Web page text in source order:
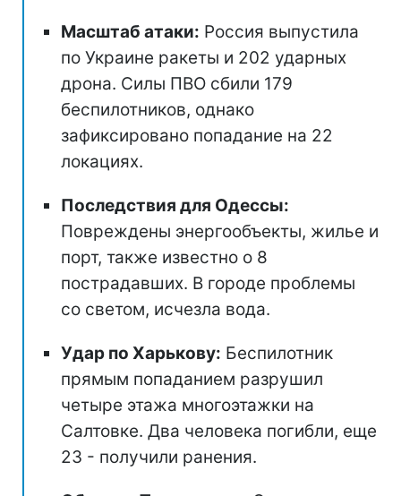
Масштаб атаки: Россия выпустила
по Украине ракеты и 202 ударных
дрона. Силы ПВО сбили 179
беспилотников, однако
зафиксировано попадание на 22
локациях.
Последствия для Одессы:
Повреждены энергообъекты, жилье и
порт, также известно о 8
пострадавших. В городе проблемы
со светом, исчезла вода.
Удар по Харькову: Беспилотник
прямым попаданием разрушил
четыре этажа многоэтажки на
Салтовке. Два человека погибли, еще
23 - получили ранения.